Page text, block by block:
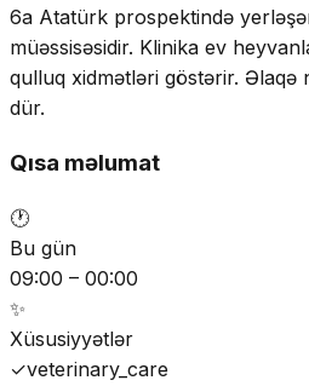
6a Atatürk prospektində
müəssisəsidir. Klinika ev
qulluq xidmətləri göstərir.
dür.
Qısa məlumat
🕐
Bu gün
09:00 – 00:00
✨
Xüsusiyyətlər
✓veterinary_care